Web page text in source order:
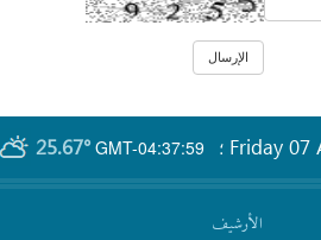
GMT-04:37:59
25.67° Friday 07 ؛
الأرشیف